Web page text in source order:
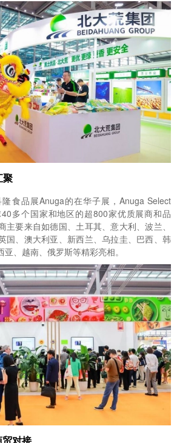
聚
食品展Anuga的在华子展，Anuga Select
多个国家和地区的超800家优质展商和品
主要来自如德国、土耳其、意大利、波兰、
国、澳大利亚、新西兰、乌拉圭、巴西、韩
、越南、俄罗斯等精彩亮相。
贸对接